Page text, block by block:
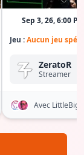
Sep 3, 26, 6:00 PM
Jeu :Aucun jeu
ZeratoR
Streamer
Avec